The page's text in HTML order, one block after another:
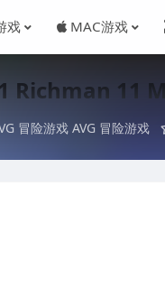
戏 MAC游戏
Richman 11
冒险游戏 AVG 冒险游戏